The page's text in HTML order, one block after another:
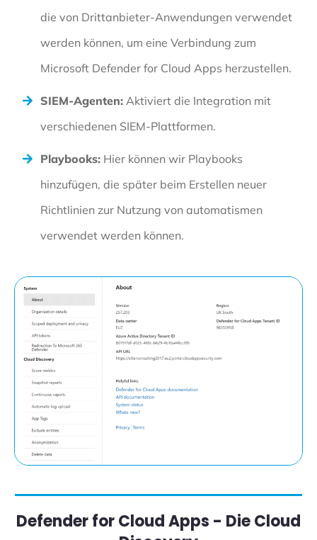
die von Drittanbieter-Anwendungen verwendet
werden können, um eine Verbindung zum
Microsoft Defender for Cloud Apps herzustellen.
SIEM-Agenten: Aktiviert die Integration mit
verschiedenen SIEM-Plattformen.
Playbooks: Hier können wir Playbooks
hinzufügen, die später beim Erstellen neuer
Richtlinien zur Nutzung von automatismen
verwendet werden können.
Defender for Cloud Apps - Die Cloud